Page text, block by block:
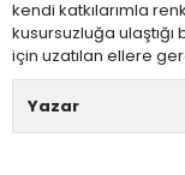
kendi katkılarımla
kusursuzluğa
için uzatılan ellere
Yazar